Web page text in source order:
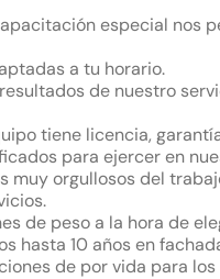
especial nos
a tu horario.
de nuestro
tiene licencia,
para ejercer en
muy orgullosos del
de peso a la hora de
hasta 10 años en
de por vida para